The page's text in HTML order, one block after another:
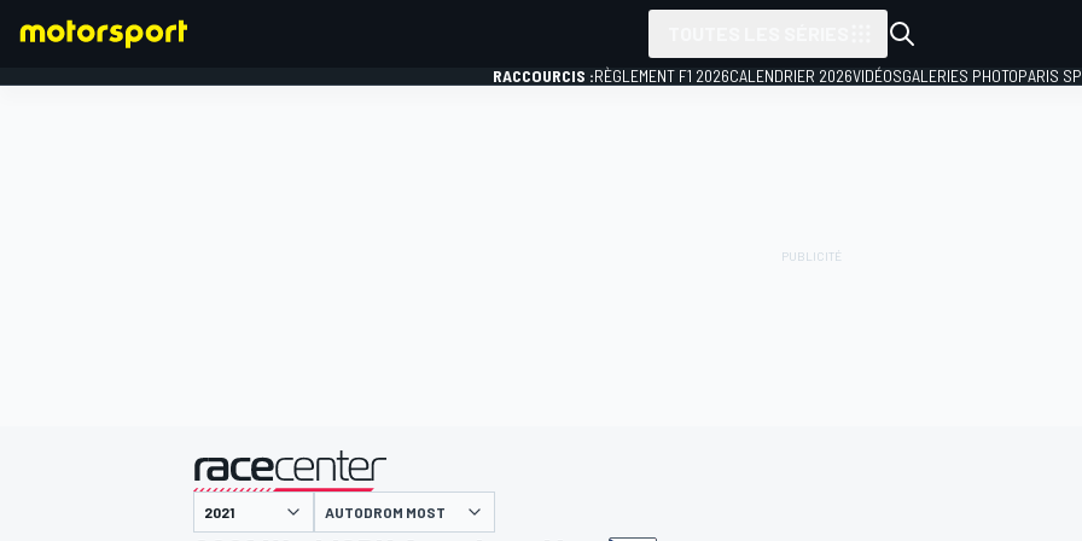
RACCOURCIS :RÈGLEMENT F1 2026CALENDRIER 2026VIDÉOSGALERIES PHOTOPARIS
présenté par
AUTODROM MOST